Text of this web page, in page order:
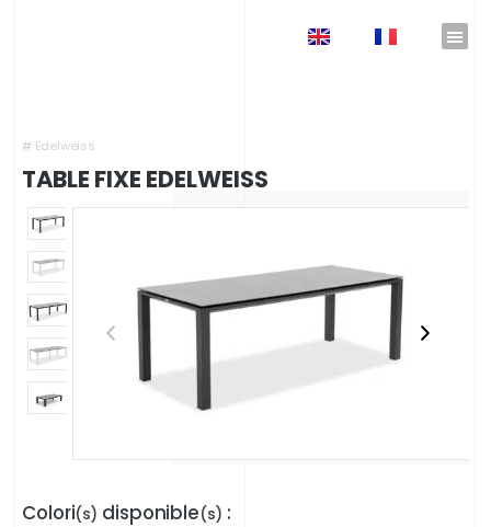
# Edelweiss
TABLE FIXE EDELWEISS
Colori(s) disponible(s) :